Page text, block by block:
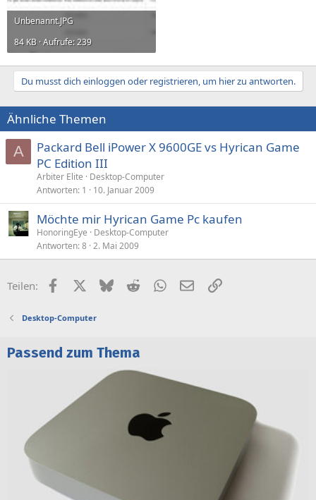
Unbenannt.JPG
84 KB · Aufrufe: 239
Du musst dich einloggen oder registrieren, um hier zu antworten.
Ähnliche Themen
A
Packard Bell iPower X 9600GE vs Hyrican Game
PC Edition III
Arbiter Elite
Desktop-Computer
Antworten 1 10. Januar 2009
Möchte mir Hyrican Game Pc kaufen
HonoringEye
Desktop-Computer
Antworten 8 2. Mai 2009
Teilen: FacebookX (Twitter)
BlueskyRedditWhatsApp
E-MailLink
Desktop-Computer
Passend zum Thema